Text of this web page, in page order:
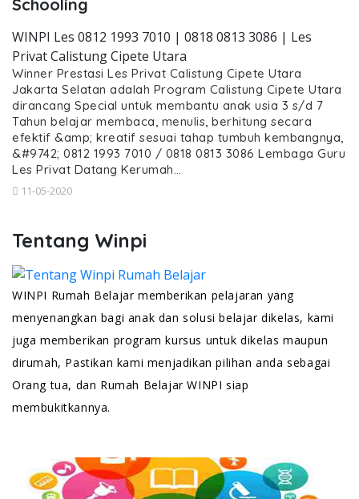
Schooling
WINPI Les 0812 1993 7010 | 0818 0813 3086 | Les
Privat Calistung Cipete Utara
Winner Prestasi Les Privat Calistung Cipete Utara
Jakarta Selatan adalah Program Calistung Cipete Utara
dirancang Special untuk membantu anak usia 3 s/d 7
Tahun belajar membaca, menulis, berhitung secara
efektif &amp; kreatif sesuai tahap tumbuh kembangnya,
&#9742; 0812 1993 7010 / 0818 0813 3086 Lembaga Guru
Les Privat Datang Kerumah…
11-05-2020
Tentang Winpi
WINPI Rumah Belajar memberikan pelajaran yang
menyenangkan bagi anak dan solusi belajar dikelas, kami
juga memberikan program kursus untuk dikelas maupun
dirumah, Pastikan kami menjadikan pilihan anda sebagai
Orang tua, dan Rumah Belajar WINPI siap
membukitkannya.